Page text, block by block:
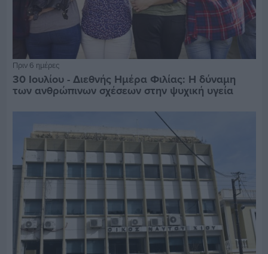
Πριν 6 ημέρες
30 Ιουλίου - Διεθνής Ημέρα Φιλίας: Η δύναμη
των ανθρώπινων σχέσεων στην ψυχική υγεία